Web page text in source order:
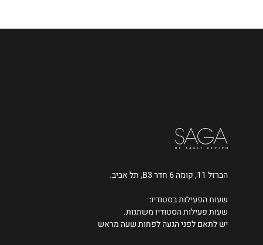
הברזל 11, קומה 6 חדר B3, תל אביב.
שעות הפעילות בסטודיו:
שעות פעילות הסטודיו משתנות.
יש לתאם לפני הגעה לפחות שעה מראש